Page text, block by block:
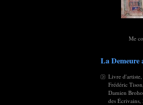
Me
La Demeure
Livre d'artiste,
Frédéric
Damien
des Écrivains,